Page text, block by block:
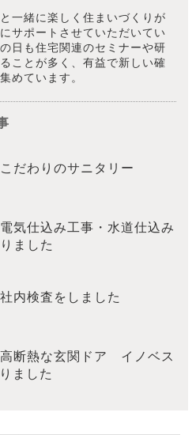
一緒に楽しく住まいづくりが
サポートさせていただいてい
日も住宅関連のセミナーや研
ことが多く、有益で新しい確
めています。
こだわりのサニタリー
電気仕込み工事・水道仕込み
ました
内検査をしました
高断熱な玄関ドア イノベス
ました